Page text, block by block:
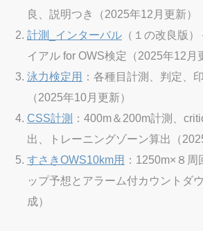
良、説明つき（2025年12月更新）
計測_インターバル （１の改良版
イアル for OWS検定（2025年12月
泳力検定用 ：各種目計測、判定、
（2025年10月更新）
CSS計測 ：400m＆200m計測、
出、トレーニングゾーン算出（
すさきOWS10km用 ：1250m×８
ップ予想とアラーム付カウントダ
成）